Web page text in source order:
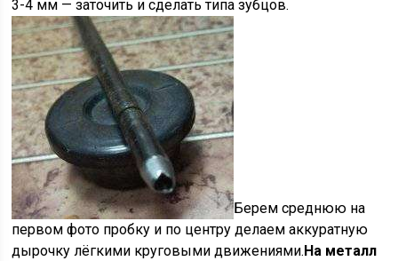
3-4 мм — заточить и сделать типа зубцов.
Берем среднюю на
первом фото пробку и по центру делаем аккуратную
дырочку лёгкими круговыми движениями.На металл